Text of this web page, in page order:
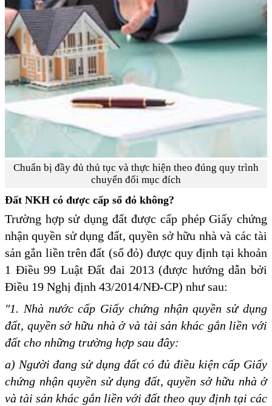
Chuẩn bị đầy đủ thủ tục và thực hiện theo đúng quy trình
chuyển đổi mục đích
Đất NKH có được cấp sổ đỏ không?
Trường hợp sử dụng đất được cấp phép Giấy chứng
nhận quyền sử dụng đất, quyền sở hữu nhà và các tài
sản gắn liền trên đất (sổ đỏ) được quy định tại khoản
1 Điều 99 Luật Đất đai 2013 (được hướng dẫn bởi
Điều 19 Nghị định 43/2014/NĐ-CP) như sau:
"1. Nhà nước cấp Giấy chứng nhận quyền sử dụng
đất, quyền sở hữu nhà ở và tài sản khác gắn liền với
đất cho những trường hợp sau đây:
a) Người đang sử dụng đất có đủ điều kiện cấp Giấy
chứng nhận quyền sử dụng đất, quyền sở hữu nhà ở
và tài sản khác gắn liền với đất theo quy định tại các